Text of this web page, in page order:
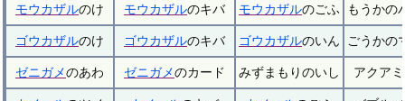
モウカザルのけ モウカザルのキバ モウカザルのごふ もうかの
ゴウカザルのけ ゴウカザルのキバ ゴウカザルのいん ごうかの
ゼニガメのあわ ゼニガメのカード みずまもりのいし アクア